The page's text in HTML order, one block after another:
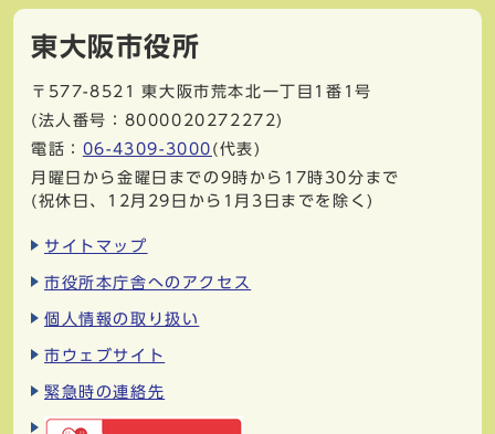
東大阪市役所
〒577-8521
東大阪市荒本北一丁目1番1号
(法人番号：8000020272272)
電話： 06-4309-3000 (代表)
月曜日から金曜日までの9時から17時30分まで
(祝休日、12月29日から1月3日までを除く)
サイトマップ
市役所本庁舎へのアクセス
個人情報の取り扱い
市ウェブサイト
緊急時の連絡先